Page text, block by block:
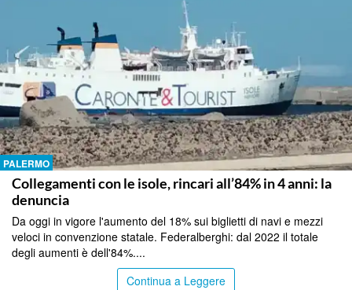
PALERMO
Collegamenti con le isole, rincari all’84% in 4 anni: la
denuncia
Da oggi in vigore l'aumento del 18% sui biglietti di navi e mezzi
veloci in convenzione statale. Federalberghi: dal 2022 il totale
degli aumenti è dell'84%....
Continua a Leggere